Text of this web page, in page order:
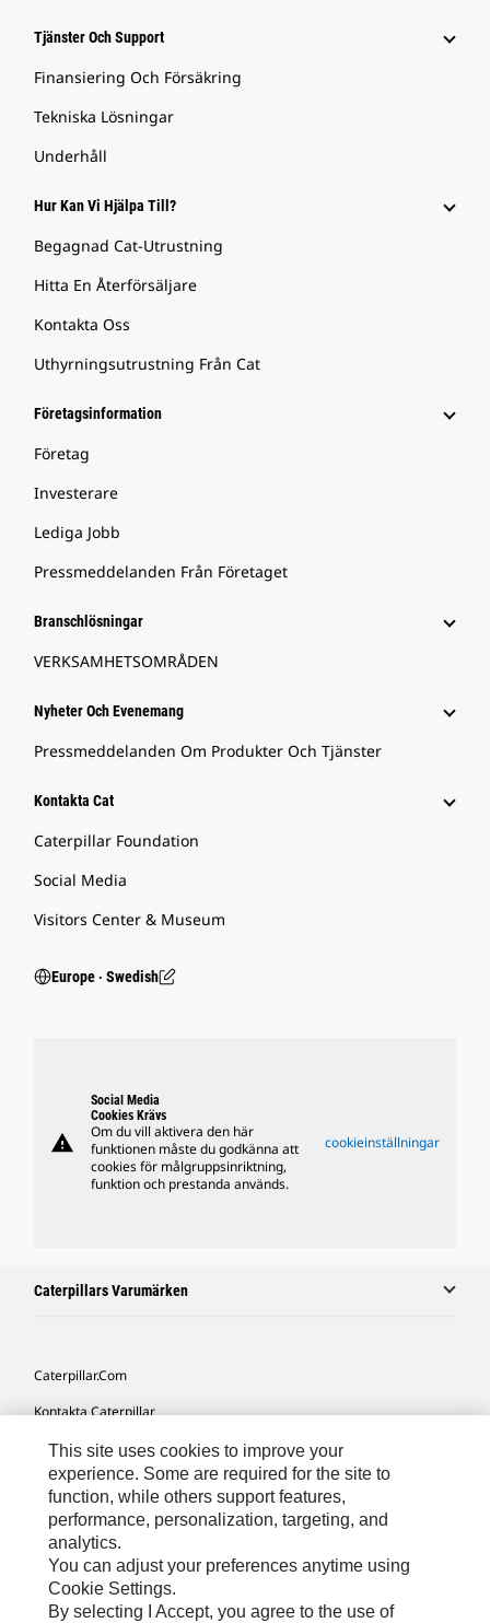
Tjänster Och Support
Finansiering Och Försäkring
Tekniska Lösningar
Underhåll
Hur Kan Vi Hjälpa Till?
Begagnad Cat-Utrustning
Hitta En Återförsäljare
Kontakta Oss
Uthyrningsutrustning Från Cat
Företagsinformation
Företag
Investerare
Lediga Jobb
Pressmeddelanden Från Företaget
Branschlösningar
VERKSAMHETSOMRÅDEN
Nyheter Och Evenemang
Pressmeddelanden Om Produkter Och Tjänster
Kontakta Cat
Caterpillar Foundation
Social Media
Visitors Center & Museum
Europe ‧ Swedish
warning
Social Media
Cookies Krävs
Om du vill aktivera den här
funktionen måste du godkänna att
cookies för målgruppsinriktning,
funktion och prestanda används.
cookieinställningar
Caterpillars Varumärken
Caterpillar.com
Kontakta Caterpillar
Mina Marknadsföringspreferenser
Platskarta
Cookie Settings
Juridiskt
Sekretess
This site uses cookies to improve your
experience. Some are required for the site to
function, while others support features,
performance, personalization, targeting, and
analytics.
You can adjust your preferences anytime using
Cookie Settings.
By selecting I Accept, you agree to the use of